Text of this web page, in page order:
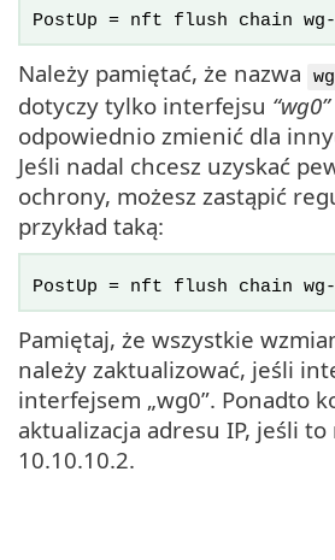
PostUp = nft flush chain wg-
Należy pamiętać, że nazwa
dotyczy tylko interfejsu “wg0”
odpowiednio zmienić dla
Jeśli nadal chcesz uzyskać
ochrony, możesz zastąpić
przykład taką:
PostUp = nft flush chain
Pamiętaj, że wszystkie
należy zaktualizować, jeśli
interfejsem „wg0”. Ponadto
aktualizacja adresu IP, jeśli to
10.10.10.2.